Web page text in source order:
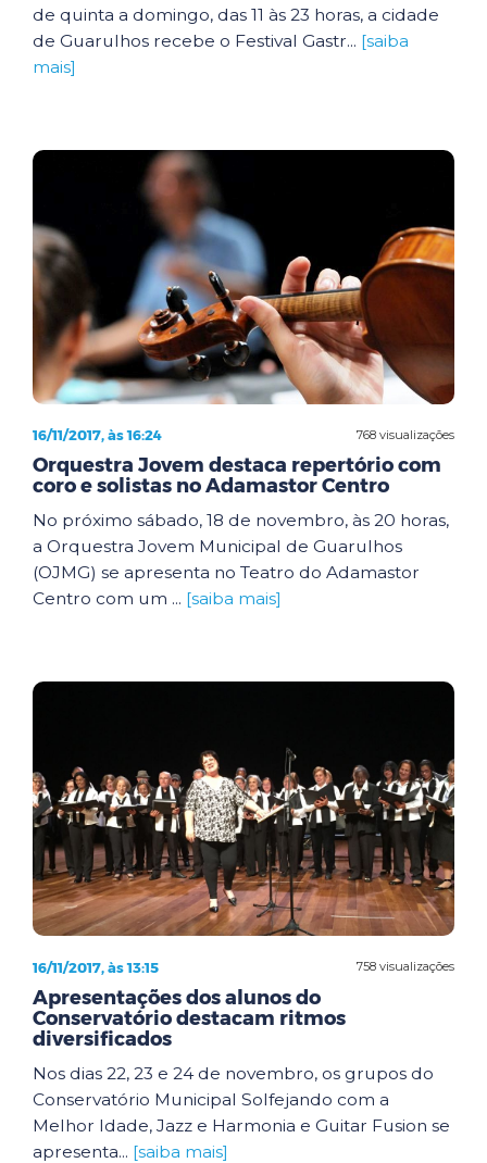
de quinta a domingo, das 11 às 23 horas, a cidade
de Guarulhos recebe o Festival Gastr... [saiba
mais]
768 visualizações
16/11/2017, às 16:24
Orquestra Jovem destaca repertório com
coro e solistas no Adamastor Centro
No próximo sábado, 18 de novembro, às 20 horas,
a Orquestra Jovem Municipal de Guarulhos
(OJMG) se apresenta no Teatro do Adamastor
Centro com um ... [saiba mais]
758 visualizações
16/11/2017, às 13:15
Apresentações dos alunos do
Conservatório destacam ritmos
diversificados
Nos dias 22, 23 e 24 de novembro, os grupos do
Conservatório Municipal Solfejando com a
Melhor Idade, Jazz e Harmonia e Guitar Fusion se
apresenta... [saiba mais]